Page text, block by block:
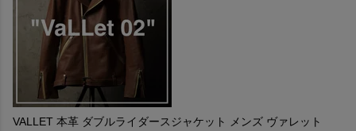
VALLET 本革 ダブルライダースジャケット メンズ ヴァレット